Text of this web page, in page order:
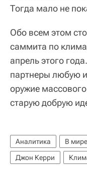
Тогда мало не
Обо всем этом
саммита по
апрель этого
партнеры любую
оружие
старую добрую
Аналитика В мире
Джон Керри